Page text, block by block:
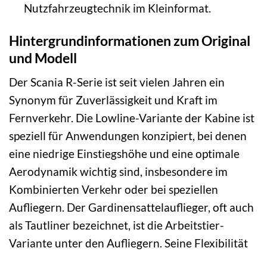
Nutzfahrzeugtechnik im Kleinformat.
Hintergrundinformationen zum Original
und Modell
Der Scania R-Serie ist seit vielen Jahren ein
Synonym für Zuverlässigkeit und Kraft im
Fernverkehr. Die Lowline-Variante der Kabine ist
speziell für Anwendungen konzipiert, bei denen
eine niedrige Einstiegshöhe und eine optimale
Aerodynamik wichtig sind, insbesondere im
Kombinierten Verkehr oder bei speziellen
Aufliegern. Der Gardinensattelauflieger, oft auch
als Tautliner bezeichnet, ist die Arbeitstier-
Variante unter den Aufliegern. Seine Flexibilität